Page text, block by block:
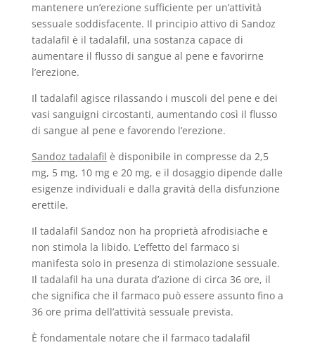
mantenere un’erezione sufficiente per un’attività
sessuale soddisfacente. Il principio attivo di Sandoz
tadalafil è il tadalafil, una sostanza capace di
aumentare il flusso di sangue al pene e favorirne
l’erezione.
Il tadalafil agisce rilassando i muscoli del pene e dei
vasi sanguigni circostanti, aumentando così il flusso
di sangue al pene e favorendo l’erezione.
Sandoz tadalafil è disponibile in compresse da 2,5
mg, 5 mg, 10 mg e 20 mg, e il dosaggio dipende dalle
esigenze individuali e dalla gravità della disfunzione
erettile.
Il tadalafil Sandoz non ha proprietà afrodisiache e
non stimola la libido. L’effetto del farmaco si
manifesta solo in presenza di stimolazione sessuale.
Il tadalafil ha una durata d’azione di circa 36 ore, il
che significa che il farmaco può essere assunto fino a
36 ore prima dell’attività sessuale prevista.
È fondamentale notare che il farmaco tadalafil